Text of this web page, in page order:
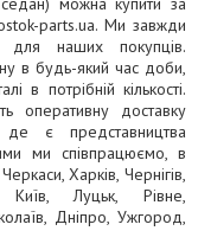
parts.ua. Ми завжди
для наших покупців.
в будь-який час доби,
в потрібній кількості.
оперативну доставку
є представництва
ми співпрацюємо, в
Харків, Чернігів,
Київ, Луцьк, Рівне,
Дніпро, Ужгород,